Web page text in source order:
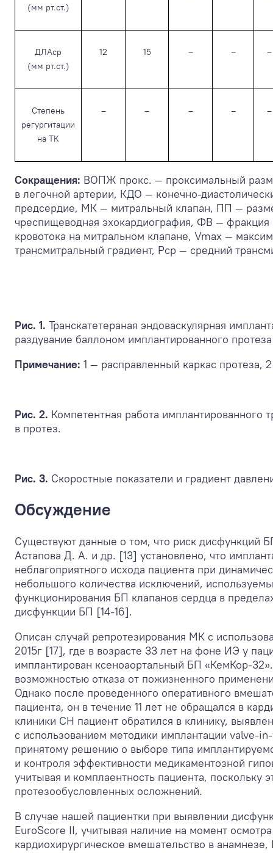
(мм рт.ст.)
ДЛАср
(мм рт.ст.)
12 15 – – –
Степень
регургитации
на ТК
– – – – –
Сокращения: ВОПЖ прокс. — проксимальный
в легочной артерии, КДО — конечно-
предсердие, МК — митральный клапан, ПП —
чреспищеводная эхокардиография, ФВ —
кровотока на митральном клапане, Vmax —
трансмитральный градиент, Pср — средний
Рис. 1. Транскатетераная эндоваскулярная
раздувание баллоном имплантированного
Примечание: 1 — расправленный каркас протеза,
Рис. 2. Компетентная работа
в протез.
Рис. 3. Скоростные показатели и градиент
Обсуждение
Существуют данные о том, что риск дисфункций
Астапова Д. А. и др. [13] установлено, что
неблагоприятного исхода пациента при
небольшого количества исключений,
функционирования БП клапанов сердца в
дисфункции БП [14-16].
Описан случай репротезирования МК с
2015г [17], где в возрасте 33 лет на фоне ИЭ у
имплантирован ксеноаортальный БП «КемКор-
возможностью отказа от пожизненного
Однако после проведенного оперативного
пациента, он в течение 11 лет не обращался в
клиники СН пациент обратился в клинику,
с использованием методики имплантации valve-
принятому решению о выборе типа
и контроля эффективности медикаментозной
учитывая и комплаентность пациента,
протезообусловленных осложнений.
В случае нашей пациентки при выявлении
EuroScore II, учитывая наличие на момент
кардиохирургическое вмешательство в